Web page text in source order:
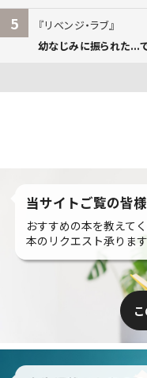
5
リベンジ・ラブ
幼なじみに振られた...
当サイトご覧の皆様
おすすめの本を教えてく
本のリクエスト承ります